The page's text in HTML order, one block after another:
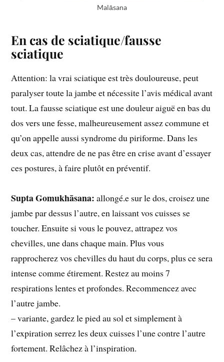
Malāsana
En cas de sciatique/fausse
sciatique
Attention: la vrai sciatique est très douloureuse, peut
paralyser toute la jambe et nécessite l’avis médical avant
tout. La fausse sciatique est une douleur aiguë en bas du
dos vers une fesse, malheureusement assez commune et
qu’on appelle aussi syndrome du piriforme. Dans les
deux cas, attendre de ne pas être en crise avant d’essayer
ces postures, à faire plutôt en préventif.
Supta Gomukhāsana: allongé.e sur le dos, croisez une
jambe par dessus l’autre, en laissant vos cuisses se
toucher. Ensuite si vous le pouvez, attrapez vos
chevilles, une dans chaque main. Plus vous
rapprocherez vos chevilles du haut du corps, plus ce sera
intense comme étirement. Restez au moins 7
respirations lentes et profondes. Recommencez avec
l’autre jambe.
– variante, gardez le pied au sol et simplement à
l’expiration serrez les deux cuisses l’une contre l’autre
fortement. Relâchez à l’inspiration.